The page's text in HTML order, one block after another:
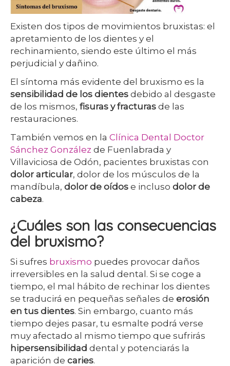
Existen dos tipos de movimientos bruxistas: el
apretamiento de los dientes y el
rechinamiento, siendo este último el más
perjudicial y dañino.
El síntoma más evidente del bruxismo es la
sensibilidad de los dientes debido al desgaste
de los mismos, fisuras y fracturas de las
restauraciones.
También vemos en la Clínica Dental Doctor
Sánchez González de Fuenlabrada y
Villaviciosa de Odón, pacientes bruxistas con
dolor articular, dolor de los músculos de la
mandíbula, dolor de oídos e incluso dolor de
cabeza.
¿Cuáles son las consecuencias
del bruxismo?
Si sufres bruxismo puedes provocar daños
irreversibles en la salud dental. Si se coge a
tiempo, el mal hábito de rechinar los dientes
se traducirá en pequeñas señales de erosión
en tus dientes. Sin embargo, cuanto más
tiempo dejes pasar, tu esmalte podrá verse
muy afectado al mismo tiempo que sufrirás
hipersensibilidad dental y potenciarás la
aparición de caries.